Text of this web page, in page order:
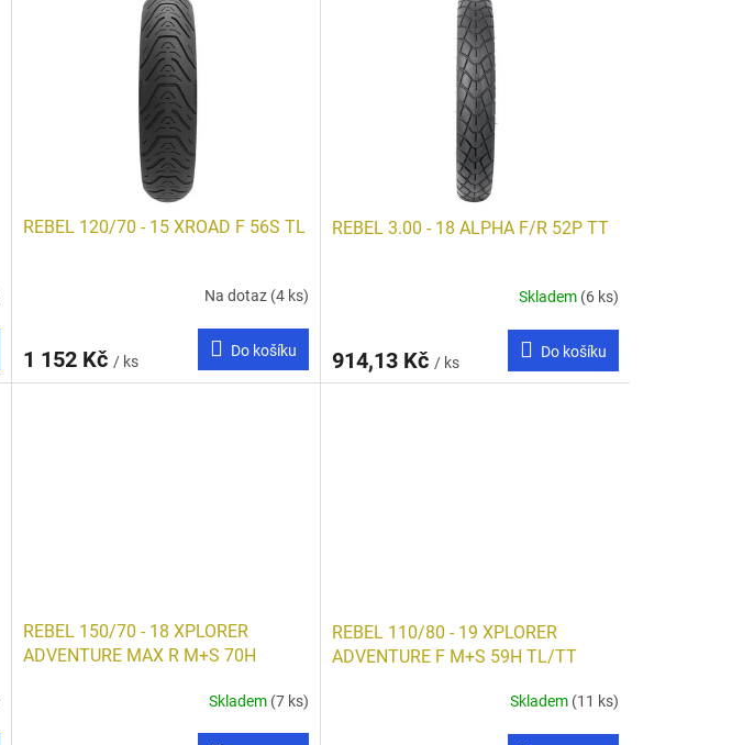
REBEL 120/70 - 15 XROAD F 56S TL
Na dotaz (4 ks)
1 152 Kč / ks
Do košíku
REBEL 3.00 - 18 ALPHA F/R 52P TT
Skladem (6 ks)
914,13 Kč / ks
Do košíku
REBEL 150/70 - 18 XPLORER
ADVENTURE MAX R M+S 70H
Skladem (7 ks)
REBEL 110/80 - 19 XPLORER
ADVENTURE F M+S 59H TL/TT
Skladem (11 ks)